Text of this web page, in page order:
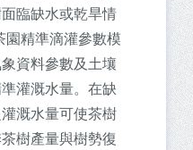
臨缺水或乾旱情
園精準滴灌參數模
資料參數及土壤
灌溉水量。在缺
溉水量可使茶樹
樹產量與樹勢復